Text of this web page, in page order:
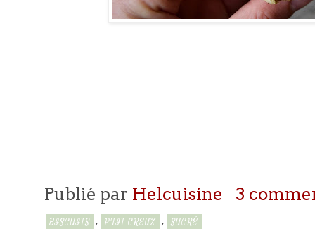
Publié par Helcuisine 3
BISCUITS , P'TIT CREUX , SUCRÉ